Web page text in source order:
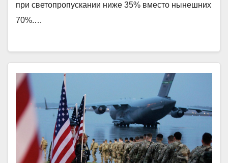
при светопропускании ниже 35% вместо нынешних
70%.…